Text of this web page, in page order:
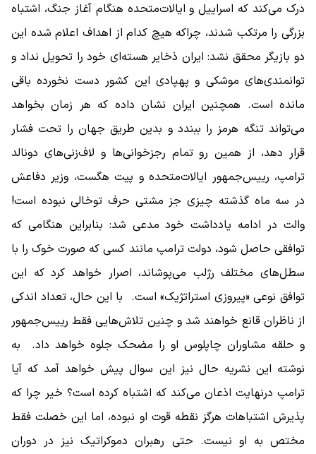
درک می‌کند که اسراییل و ایالات‌متحده هنگام آغاز جنگ، اشتباه
بزرگی را مرتکب شدند، چراکه هیچ ‌کدام از اهداف اعلام شده این
دو بازیگر محقق نشد: ایران ذخایر هسته‌ای خود را تحویل نداد و
توانمندی‌های موشکی و پهپادی این کشور دست ‌نخورده باقی
مانده است. همچنین ایران نشان داده که هر زمان بخواهد
می‌تواند تنگه هرمز را ببندد و بدین طریق جهان را تحت فشار
قرار دهد، از همین رو تمام رجزخوانی‌ها و لاف‌زنی‌های دونالد
ترامپ، رییس‌جمهور ایالات‌متحده و پیت هگست، وزیر دفاعش
در سه ماه گذشته چیزی جز مشتی حرف توخالی نبوده است!
والت در ادامه یادداشت خود مدعی شد: بنابراین هنگامی که
توافقی حاصل شود، دولت ترامپ مانند کسی که صورت خوک را با
سطل‌های مختلف رژلب می‌پوشاند، اصرار خواهد کرد که این
توافق نوعی «پیروزی استراتژیک» است. با این حال، تعداد اندکی
از ناظران قانع خواهند شد و چنین تلاش‌هایی فقط رییس‌جمهور
و حلقه مشاوران چاپلوس او را مضحک جلوه خواهد داد. به
نوشته این نشریه حال نیز این سوال پیش خواهد آمد که آیا
ترامپ درنهایت اذعان می‌کند که اشتباه کرده است؟ خیر چرا که
پذیرش اشتباهات هرگز نقطه قوت او نبوده، اما این خصلت فقط
مختص به او نیست. حتی رهبران دموکراتیک نیز در دوران